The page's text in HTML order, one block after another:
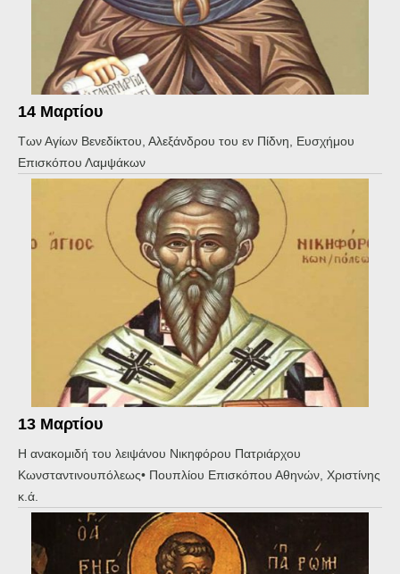
14 Μαρτίου
Των Αγίων Βενεδίκτου, Αλεξάνδρου του εν Πίδνη, Ευσχήμου
Επισκόπου Λαμψάκων
13 Μαρτίου
Η ανακομιδή του λειψάνου Νικηφόρου Πατριάρχου
Κωνσταντινουπόλεως• Πουπλίου Επισκόπου Αθηνών, Χριστίνης
κ.ά.